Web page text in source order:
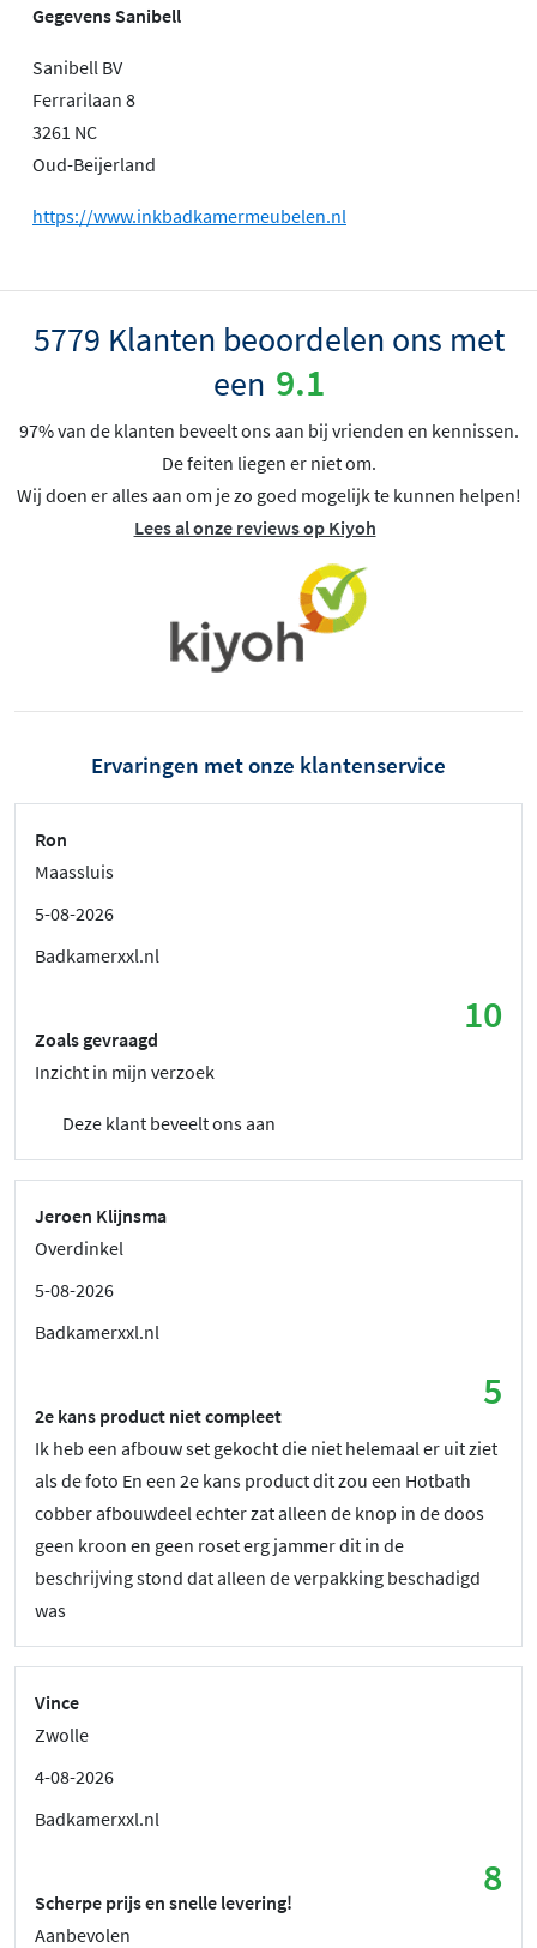
Gegevens Sanibell
Sanibell BV
Ferrarilaan 8
3261 NC
Oud-Beijerland
https://www.inkbadkamermeubelen.nl
5779 Klanten beoordelen ons met
een 9.1
97% van de klanten beveelt ons aan bij vrienden en kennissen.
De feiten liegen er niet om.
Wij doen er alles aan om je zo goed mogelijk te kunnen helpen!
Lees al onze reviews op Kiyoh
Ervaringen met onze klantenservice
Ron
Maassluis
5-08-2026
Badkamerxxl.nl
10
Zoals gevraagd
Inzicht in mijn verzoek
Deze klant beveelt ons aan
Jeroen Klijnsma
Overdinkel
5-08-2026
Badkamerxxl.nl
5
2e kans product niet compleet
Ik heb een afbouw set gekocht die niet helemaal er uit ziet
als de foto En een 2e kans product dit zou een Hotbath
cobber afbouwdeel echter zat alleen de knop in de doos
geen kroon en geen roset erg jammer dit in de
beschrijving stond dat alleen de verpakking beschadigd
was
Vince
Zwolle
4-08-2026
Badkamerxxl.nl
8
Scherpe prijs en snelle levering!
Aanbevolen